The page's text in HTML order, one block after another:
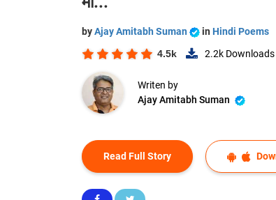
byAjay Amitabh Suman in Hindi Poems
4.5k 2.2k Downloads
Writen by
Ajay Amitabh Suman
Read Full Story